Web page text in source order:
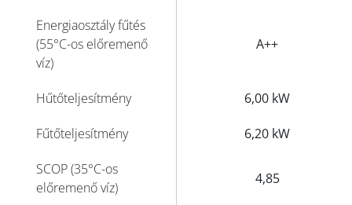
Energiaosztály fűtés
(55°C-os előremenő
víz)
A++
Hűtőteljesítmény 6,00 kW
Fűtőteljesítmény 6,20 kW
SCOP (35°C-os
előremenő víz)
4,85